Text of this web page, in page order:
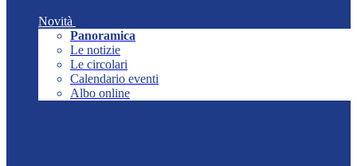
Novità
Panoramica
Le notizie
Le circolari
Calendario eventi
Albo online